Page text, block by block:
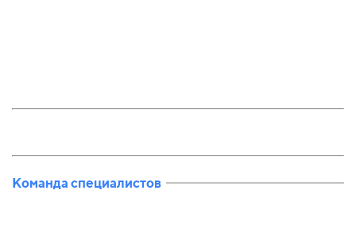
Команда специалистов